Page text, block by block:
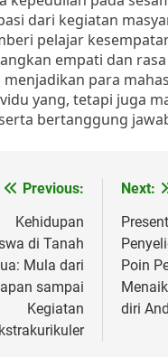
dari kegiatan
pelajar
empati dan
menjadikan para
yang, tetapi juga
bertanggung
Previous:
Kehidupan
di Tanah
Mula dari
sampai
Kegiatan
Next:
Poin
diri